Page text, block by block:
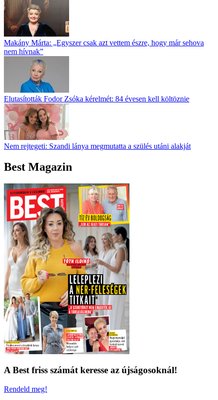
Makány Márta: „Egyszer csak azt vettem észre, hogy már sehova
nem hívnak”
Elutasították Fodor Zsóka kérelmét: 84 évesen kell költöznie
Nem rejtegeti: Szandi lánya megmutatta a szülés utáni alakját
Best Magazin
A Best friss számát keresse az újságosoknál!
Rendeld meg!